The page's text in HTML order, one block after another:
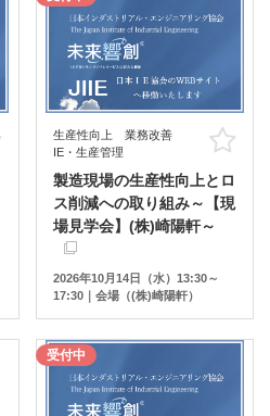
お気に入り生産性向上 業務改善
IE・生産管理
製造現場の生産性向上とロ
ス削減への取り組み～【現
場見学会】(株)崎陽軒～
2026年10月14日（水）13:30～
17:30｜会場（(株)崎陽軒）
受付中